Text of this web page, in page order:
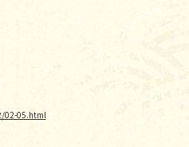
02-05.html